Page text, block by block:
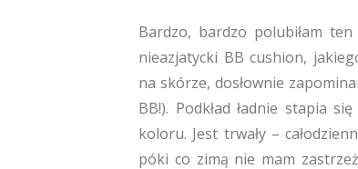
Bardzo, bardzo polubiłam
nieazjatycki BB cushion,
na skórze, dosłownie
BB!). Podkład ładnie stapia
koloru. Jest trwały –
póki co zimą nie mam